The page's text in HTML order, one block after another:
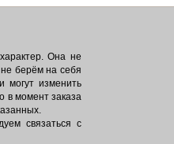
Она не
берём на себя
могут изменить
в момент заказа
связаться с